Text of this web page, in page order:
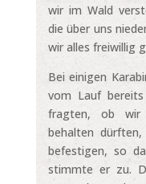
wir im Wald
die über uns
wir alles freiwillig
Bei einigen
vom Lauf
fragten, ob wir
behalten
befestigen, so
stimmte er zu.